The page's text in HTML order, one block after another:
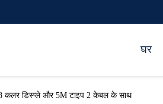
घर
कलर डिस्प्ले और 5M टाइप 2 केबल के साथ